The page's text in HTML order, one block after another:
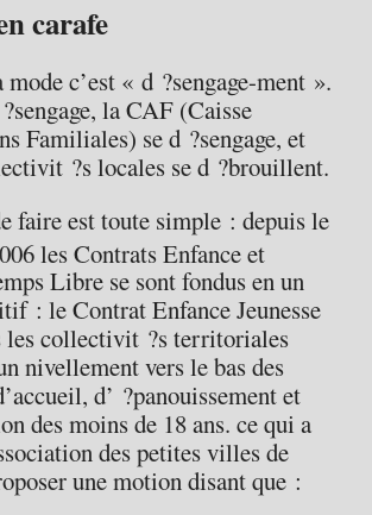
carafe
c’est « d ?sengage-ment ».
la CAF (Caisse
Familiales) se d ?sengage, et
?s locales se d ?brouillent.
faire est toute simple : depuis le
les Contrats Enfance et
Libre se sont fondus en un
: le Contrat Enfance Jeunesse
les collectivit ?s territoriales
nivellement vers le bas des
d’ ?panouissement et
des moins de 18 ans. ce qui a
des petites villes de
une motion disant que :